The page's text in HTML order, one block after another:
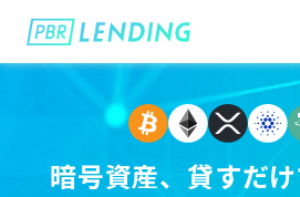
暗号資産、貸すだけ